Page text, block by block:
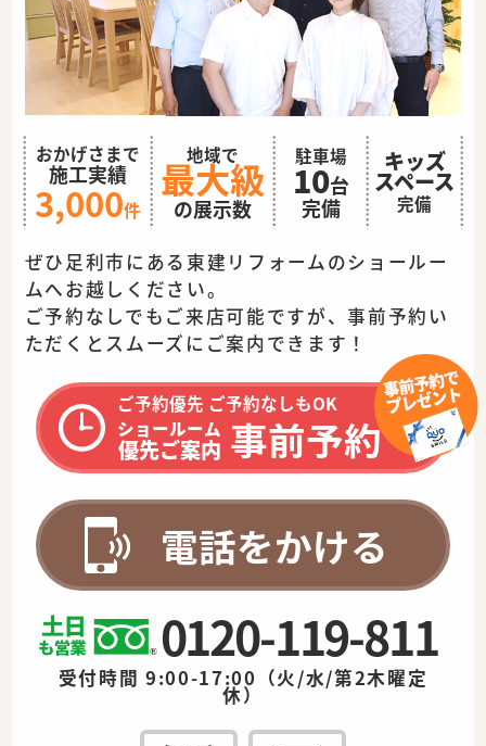
おかげさまで
施工実績
3,000件
地域で
最大級
の展示数
駐車場
10台
完備
キッズ
スペース
完備
ぜひ足利市にある東建リフォームのショールー
ムへお越しください。
ご予約なしでもご来店可能ですが、事前予約い
ただくとスムーズに ご案内できます！
ご予約優先 ご予約なしもOK
ショールーム
優先ご案内 事前予約
電話をかける
0120-119-811
受付時間 9:00-17:00（火/水/第2木曜定
休）